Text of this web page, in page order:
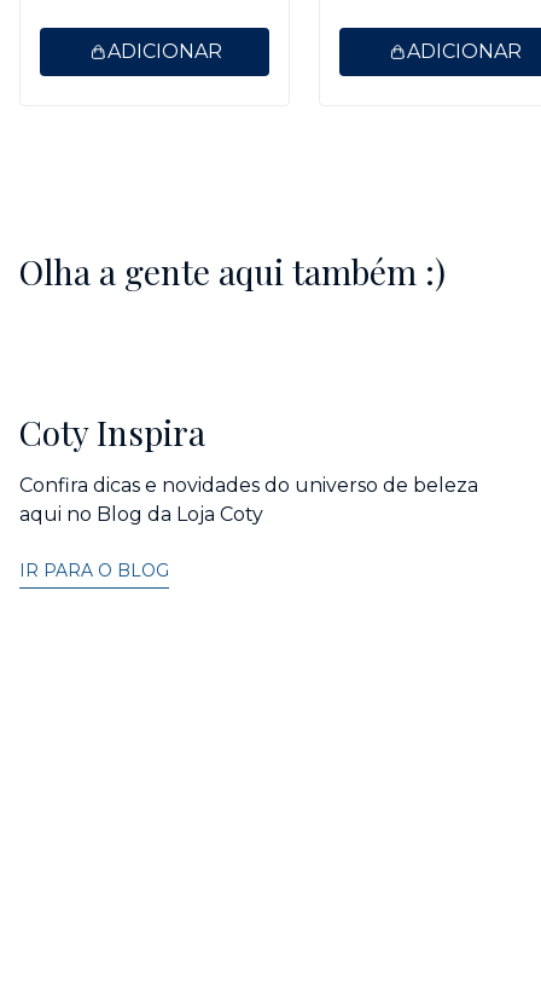
ADICIONAR ADICIONAR
Olha a gente aqui também :)
Coty Inspira
Confira dicas e novidades do universo de beleza
aqui no Blog da Loja Coty
IR PARA O BLOG